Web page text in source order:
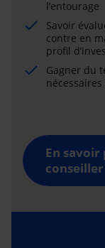
l’entourage
Savoir
contre en
profil
Gagner du
En savoir
conseiller